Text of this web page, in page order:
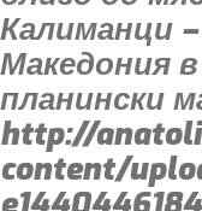
Калиманци
Македония
планински
http://
content/